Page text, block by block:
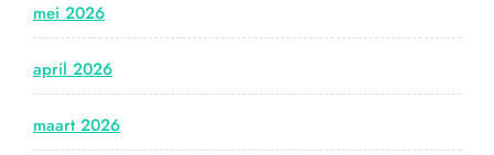
mei 2026
april 2026
maart 2026